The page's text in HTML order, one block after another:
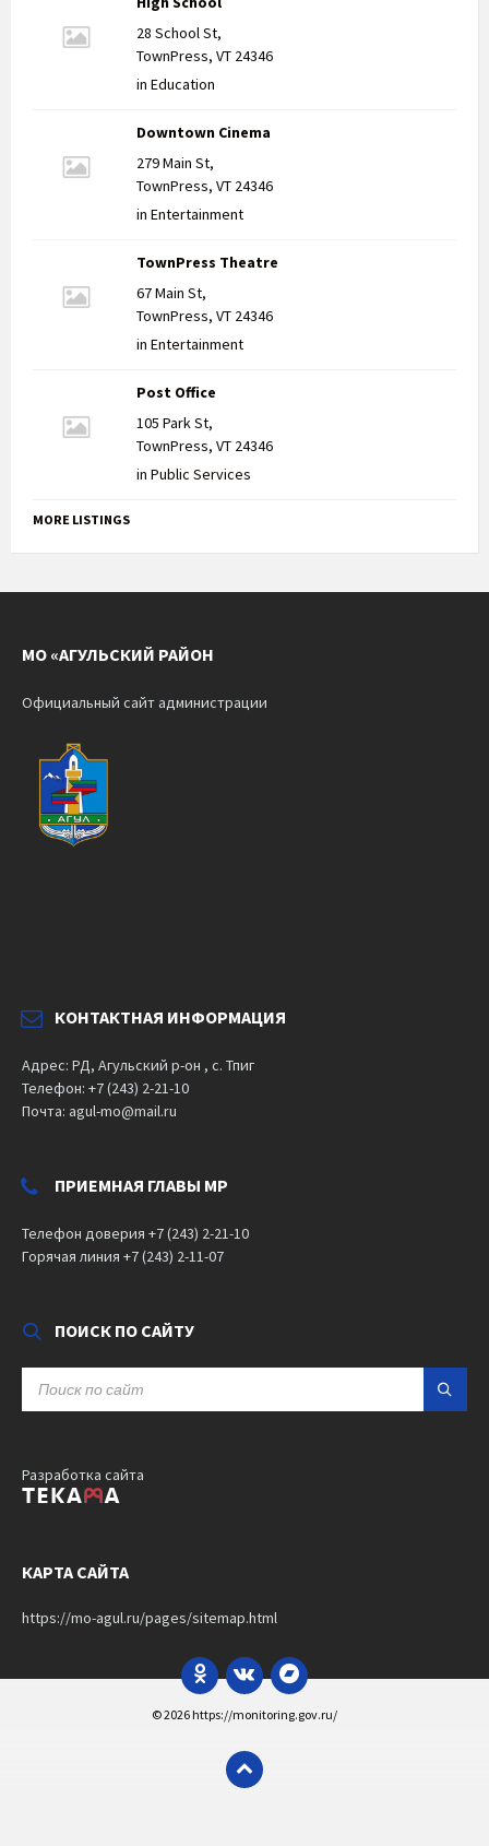
28 School St,
TownPress, VT 24346
in Education
Downtown Cinema
279 Main St,
TownPress, VT 24346
in Entertainment
TownPress Theatre
67 Main St,
TownPress, VT 24346
in Entertainment
Post Office
105 Park St,
TownPress, VT 24346
in Public Services
MORE LISTINGS
МО «АГУЛЬСКИЙ РАЙОН
Официальный сайт администрации
КОНТАКТНАЯ ИНФОРМАЦИЯ
Адрес: РД, Агульский р-он , с. Тпиг
Телефон: +7 (243) 2-21-10
Почта: agul-mo@mail.ru
ПРИЕМНАЯ ГЛАВЫ МР
Телефон доверия +7 (243) 2-21-10
Горячая линия +7 (243) 2-11-07
ПОИСК ПО САЙТУ
Разработка сайта
КАРТА САЙТА
https://mo-agul.ru/pages/sitemap.html
Odnoklassniki
VK Bandcamp
© 2026 https://monitoring.gov.ru/